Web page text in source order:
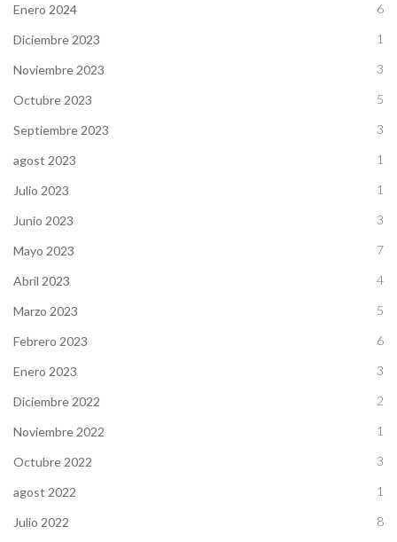
Enero 2024 6
Diciembre 2023 1
Noviembre 2023 3
Octubre 2023 5
Septiembre 2023 3
agost 2023 1
Julio 2023 1
Junio 2023 3
Mayo 2023 7
Abril 2023 4
Marzo 2023 5
Febrero 2023 6
Enero 2023 3
Diciembre 2022 2
Noviembre 2022 1
Octubre 2022 3
agost 2022 1
Julio 2022 8